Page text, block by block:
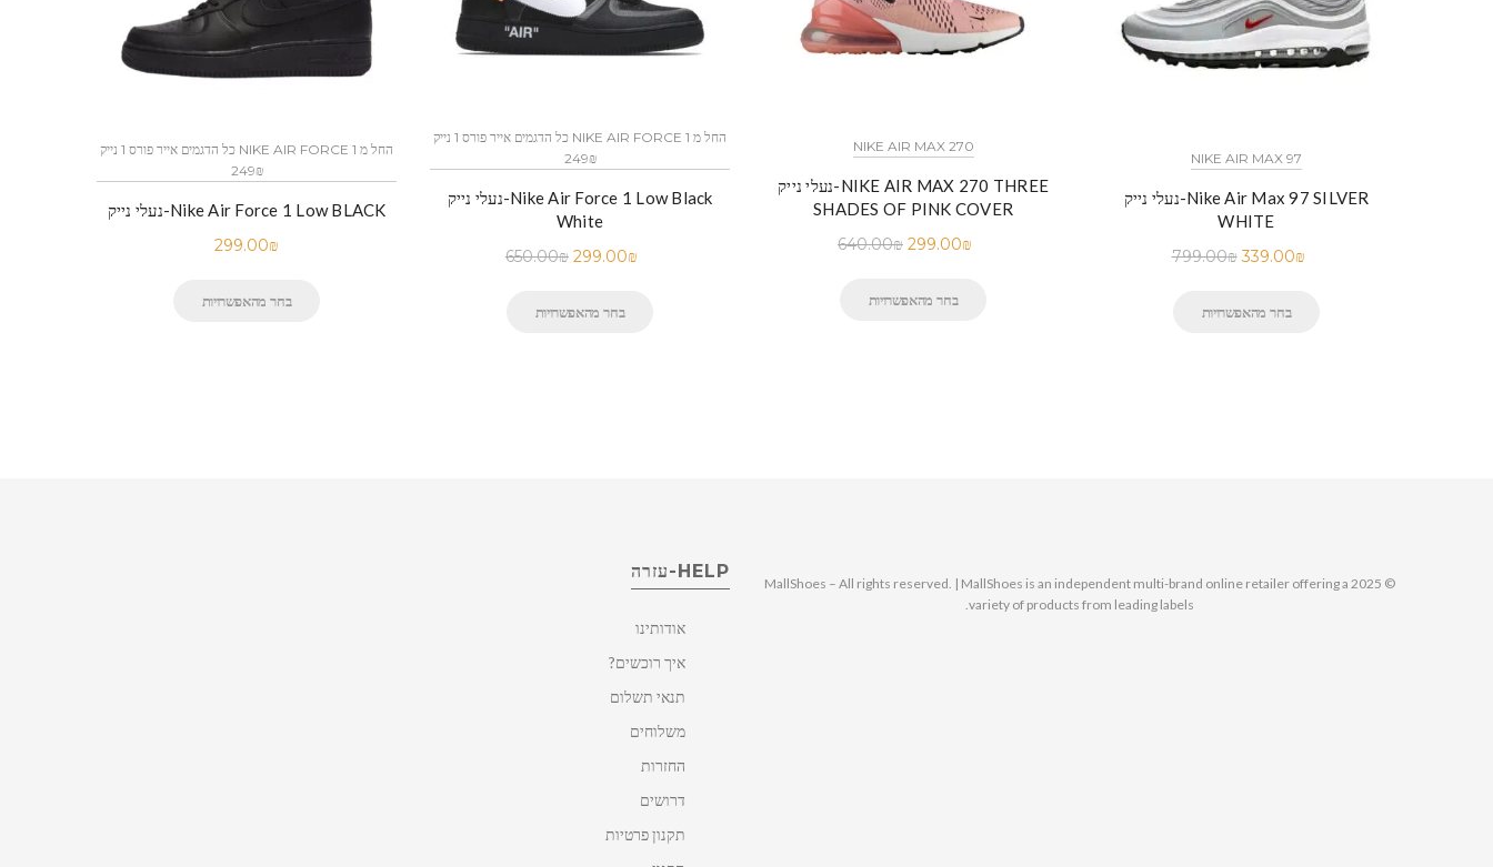
כל הדגמים אייר פורס 1 נייק NIKE AIR FORCE 1 החל מ
249₪
נעלי נייק-Nike Air Force 1 Low BLACK
299.00₪
בחר מהאפשרויות
כל הדגמים אייר פורס 1 נייק NIKE AIR FORCE 1 החל מ
249₪
נעלי נייק-Nike Air Force 1 Low Black
White
650.00₪ 299.00₪
בחר מהאפשרויות
NIKE AIR MAX 270
נעלי נייק-NIKE AIR MAX 270 THREE
SHADES OF PINK COVER
640.00₪ 299.00₪
בחר מהאפשרויות
NIKE AIR MAX 97
נעלי נייק-Nike Air Max 97 SILVER
WHITE
799.00₪ 339.00₪
בחר מהאפשרויות
HELP-עזרה
אודותינו
איך רוכשים?
תנאי תשלום
משלוחים
החזרות
דרושים
תקנון פרטיות
© 2025 MallShoes – All rights reserved. | MallShoes is an independent multi-brand online retailer offering a
variety of products from leading labels.